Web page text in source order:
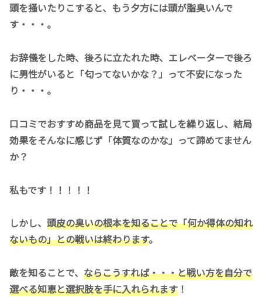
頭を掻いたりこすると、もう夕方には頭が脂臭いんで
す・・・。
お辞儀をした時、後ろに立たれた時、エレベーターで後ろ
に男性がいると「匂ってないかな？」って不安になった
り・・・。
口コミでおすすめ商品を見て買って試しを繰り返し、結局
効果をそんなに感じず「体質なのかな」って諦めてません
か？
私もです！！！！！
しかし、 頭皮の臭いの根本を知ることで「何か得体の知れ
ないもの」との戦いは終わります。
敵を知ることで、 ならこうすれば・・・と戦い方を自分で
選べる知恵と選択肢を手に入れられます ！